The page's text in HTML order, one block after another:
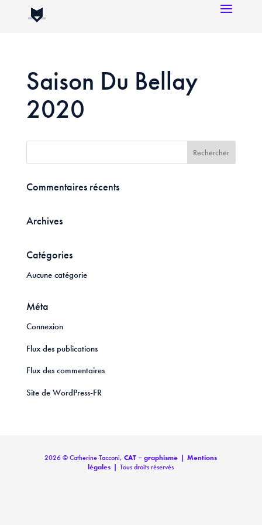
Saison Du Bellay
2020
Commentaires récents
Archives
Catégories
Aucune catégorie
Méta
Connexion
Flux des publications
Flux des commentaires
Site de WordPress-FR
2026 © Catherine Tacconi,CAT – graphisme | Mentions
légales | Tous droits réservés